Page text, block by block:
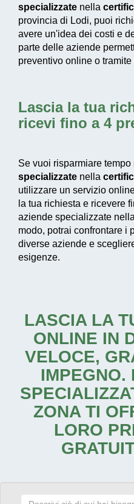
specializzate nella
provincia di Lodi, puoi
avere un'idea dei costi e
parte delle aziende
preventivo online o tramite
Lascia la tua
ricevi fino a 4
Se vuoi risparmiare
specializzate nella
utilizzare un servizio
la tua richiesta e ricevere
aziende specializzate
modo, potrai confrontare i
diverse aziende e
esigenze.
LASCIA LA
ONLINE IN
VELOCE,
IMPEGNO.
ZONA TI
LORO